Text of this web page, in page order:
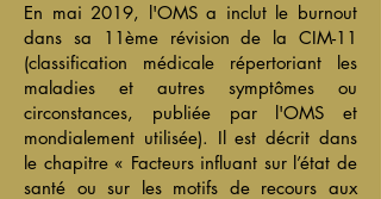
En mai 2019, l'OMS a inclut le burnout
dans sa 11ème révision de la CIM-11
(classification médicale répertoriant les
maladies et autres symptômes ou
circonstances, publiée par l'OMS et
mondialement utilisée). Il est décrit dans
le chapitre « Facteurs influant sur l’état de
santé ou sur les motifs de recours aux